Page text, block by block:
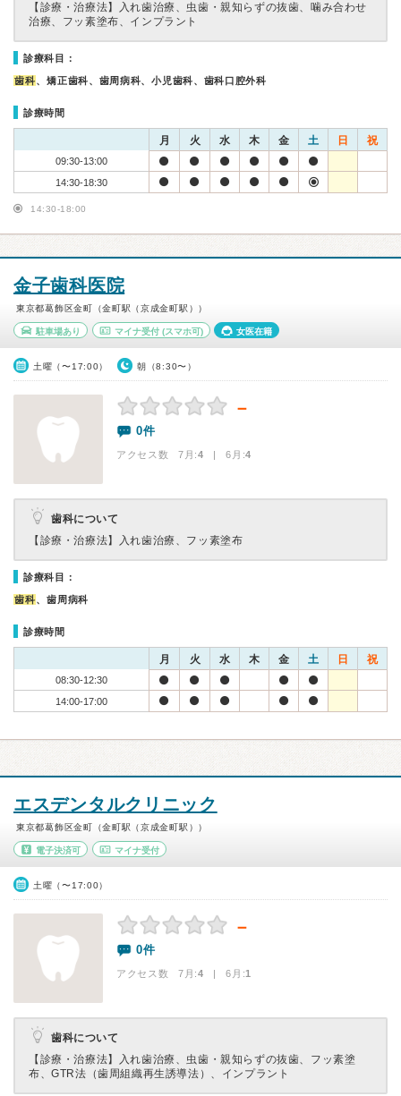
【診療・治療法】
入れ歯治療、虫歯・親知らずの抜歯、噛み合わせ
治療、フッ素塗布、インプラント
診療科目：
歯科、矯正歯科、歯周病科、小児歯科、歯科口腔外科
診療時間
月 火 水 木 金 土 日 祝
09:30-13:00
14:30-18:30
14:30-18:00
金子歯科医院
東京都葛飾区金町（金町駅（京成金町駅））
駐車場あり マイナ受付(スマホ可) 女医在籍
土曜（〜17:00） 朝（8:30〜）
－
0件
アクセス数 7月:4 | 6月:4
歯科について
【診療・治療法】
入れ歯治療、フッ素塗布
診療科目：
歯科、歯周病科
診療時間
月 火 水 木 金 土 日 祝
08:30-12:30
14:00-17:00
エスデンタルクリニック
東京都葛飾区金町（金町駅（京成金町駅））
電子決済可 マイナ受付
土曜（〜17:00）
－
0件
アクセス数 7月:4 | 6月:1
歯科について
【診療・治療法】
入れ歯治療、虫歯・親知らずの抜歯、フッ素塗
布、GTR法（歯周組織再生誘導法）、インプラント